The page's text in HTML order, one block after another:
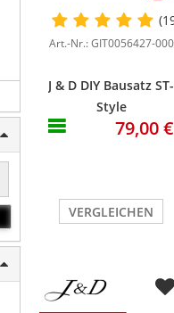
Art.-Nr.: GIT0056427-000
J & D DIY Bausatz ST-
Style
79,00 €
VERGLEICHEN